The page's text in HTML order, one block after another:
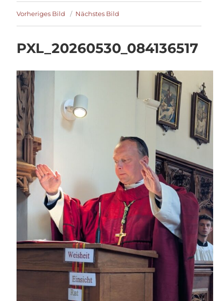
Vorheriges Bild Nächstes Bild
PXL_20260530_084136517